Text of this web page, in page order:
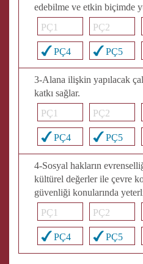
edebilme ve etkin biçimde
PÇ1
PÇ2
PÇ4 PÇ5
3-Alana ilişkin yapılacak
katkı sağlar.
PÇ1
PÇ2
PÇ4 PÇ5
4-Sosyal hakların
kültürel değerler ile çevre
güvenliği konularında
PÇ1
PÇ2
PÇ4 PÇ5